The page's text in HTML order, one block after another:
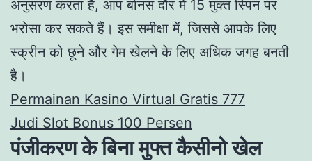
अनुसरण करता है, आप बोनस दौर में 15 मुक्त स्पिन पर
भरोसा कर सकते हैं। इस समीक्षा में, जिससे आपके लिए
स्क्रीन को छूने और गेम खेलने के लिए अधिक जगह बनती
है।
Permainan Kasino Virtual Gratis 777
Judi Slot Bonus 100 Persen
पंजीकरण के बिना मुफ्त कैसीनो खेल